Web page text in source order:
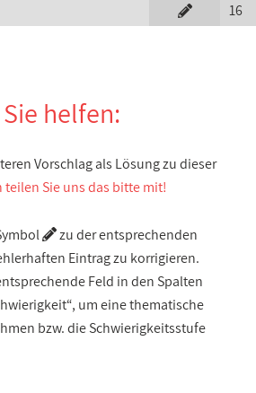
16
helfen:
Vorschlag als Lösung zu dieser
teilen Sie uns das bitte mit!
zu der entsprechenden
Eintrag zu korrigieren.
Feld in den Spalten
um eine thematische
bzw. die Schwierigkeitsstufe